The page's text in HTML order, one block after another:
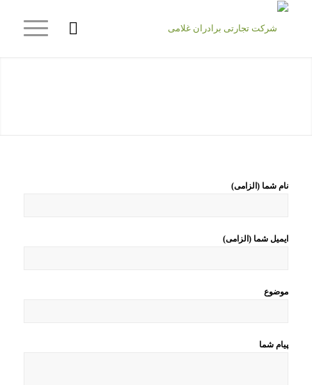
ارتباط با ما
نام شما (الزامی)
ایمیل شما (الزامی)
موضوع
پیام شما